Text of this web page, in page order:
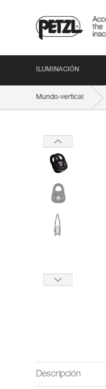
ILUMINACIÓN
Mundo-vertical
Descripción